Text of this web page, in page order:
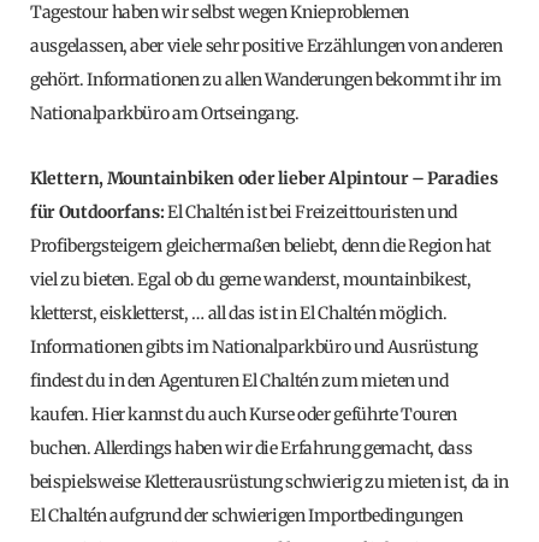
Tagestour haben wir selbst wegen Knieproblemen
ausgelassen, aber viele sehr positive Erzählungen von anderen
gehört. Informationen zu allen Wanderungen bekommt ihr im
Nationalparkbüro am Ortseingang.
Klettern, Mountainbiken oder lieber Alpintour – Paradies
für Outdoorfans:El Chaltén ist bei Freizeittouristen und
Profibergsteigern gleichermaßen beliebt, denn die Region hat
viel zu bieten. Egal ob du gerne wanderst, mountainbikest,
kletterst, eiskletterst, … all das ist in El Chaltén möglich.
Informationen gibts im Nationalparkbüro und Ausrüstung
findest du in den Agenturen El Chaltén zum mieten und
kaufen. Hier kannst du auch Kurse oder geführte Touren
buchen. Allerdings haben wir die Erfahrung gemacht, dass
beispielsweise Kletterausrüstung schwierig zu mieten ist, da in
El Chaltén aufgrund der schwierigen Importbedingungen